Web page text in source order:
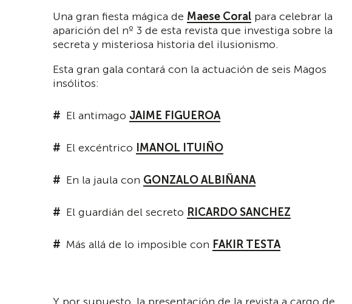
Una gran fiesta mágica de Maese Coral para celebrar la
aparición del nº 3 de esta revista que investiga sobre la
secreta y misteriosa historia del ilusionismo.
Esta gran gala contará con la actuación de seis Magos
insólitos:
El antimago JAIME FIGUEROA
El excéntrico IMANOL ITUIÑO
En la jaula con GONZALO ALBIÑANA
El guardián del secreto RICARDO SANCHEZ
Más allá de lo imposible con FAKIR TESTA